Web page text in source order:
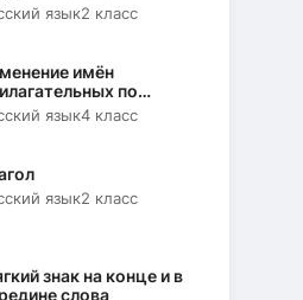
язык2 класс
имён
по
и числам
язык4 класс
язык2 класс
знак на конце и в
слова